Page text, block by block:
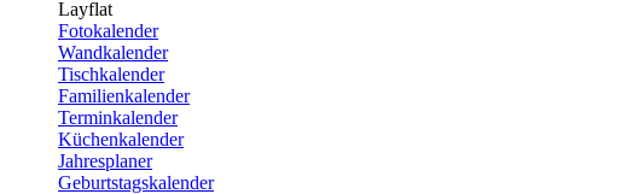
Layflat
Fotokalender
Wandkalender
Tischkalender
Familienkalender
Terminkalender
Küchenkalender
Jahresplaner
Geburtstagskalender